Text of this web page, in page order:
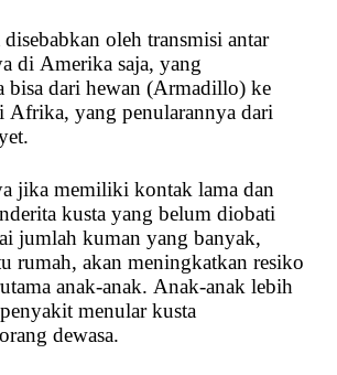
oleh transmisi antar
di Amerika saja, yang
bisa dari hewan (Armadillo) ke
Afrika, yang penularannya dari
jika memiliki kontak lama dan
kusta yang belum diobati
jumlah kuman yang banyak,
rumah, akan meningkatkan resiko
anak-anak. Anak-anak lebih
menular kusta
dewasa.